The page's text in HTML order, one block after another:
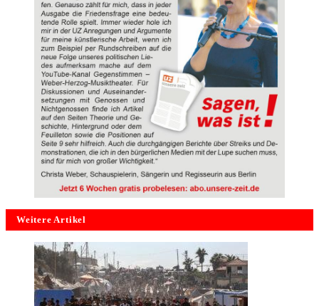
Weitere Artikel